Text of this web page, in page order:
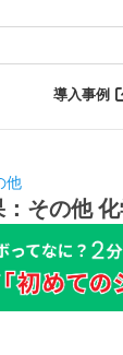
導入事例
他
その他